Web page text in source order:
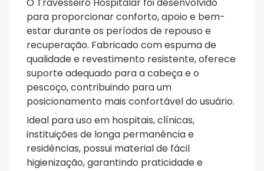
O Travesseiro Hospitalar foi desenvolvido
para proporcionar conforto, apoio e bem-
estar durante os períodos de repouso e
recuperação. Fabricado com espuma de
qualidade e revestimento resistente, oferece
suporte adequado para a cabeça e o
pescoço, contribuindo para um
posicionamento mais confortável do usuário.
Ideal para uso em hospitais, clínicas,
instituições de longa permanência e
residências, possui material de fácil
higienização, garantindo praticidade e